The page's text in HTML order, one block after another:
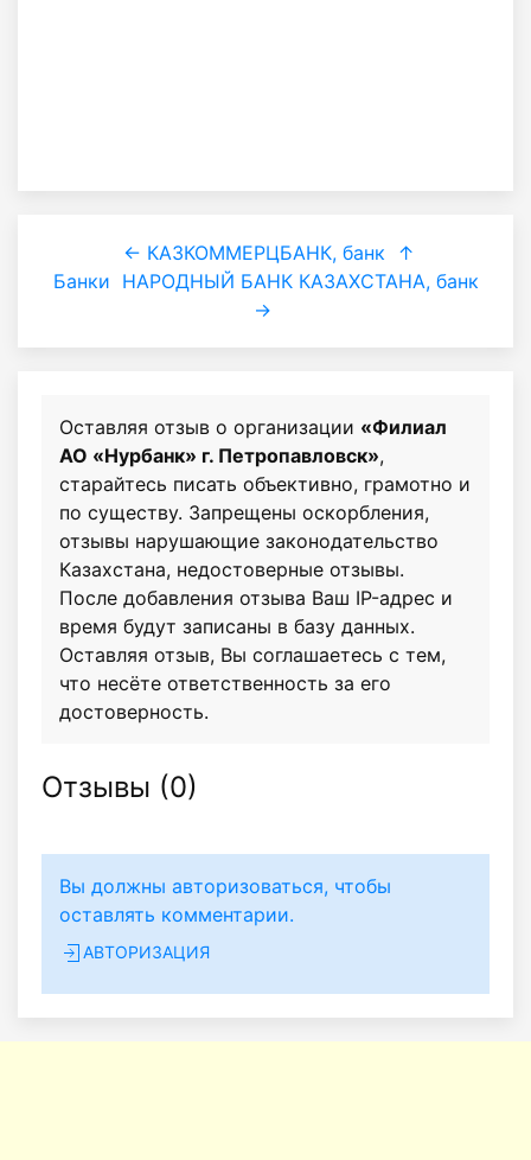
← КАЗКОММЕРЦБАНК, банк
↑
Банки НАРОДНЫЙ БАНК КАЗАХСТАНА, банк
→
Оставляя отзыв о организации «Филиал
АО «Нурбанк» г. Петропавловск»,
старайтесь писать объективно, грамотно и
по существу. Запрещены оскорбления,
отзывы нарушающие законодательство
Казахстана, недостоверные отзывы.
После добавления отзыва Ваш IP-адрес и
время будут записаны в базу данных.
Оставляя отзыв, Вы соглашаетесь с тем,
что несёте ответственность за его
достоверность.
Отзывы (0)
Вы должны авторизоваться, чтобы
оставлять комментарии.
АВТОРИЗАЦИЯ